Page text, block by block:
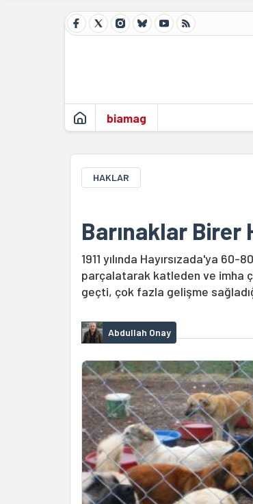
biamag
HAKLAR
Barınaklar Birer
1911 yılında Hayırsızada'ya
parçalatarak katleden ve imha
geçti, çok fazla gelişme
Abdullah Onay